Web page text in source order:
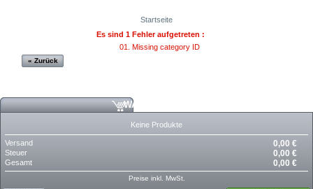
Startseite
Es sind 1 Fehler aufgetreten :
Missing category ID
« Zurück
WARENKORB
Keine Produkte
Versand 0,00 €
Steuer 0,00 €
Gesamt 0,00 €
Preise inkl. MwSt.